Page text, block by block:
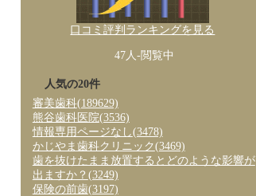
口コミ評判ランキングを見る
47人-閲覧中
人気の20件
審美歯科(189629)
熊谷歯科医院(3536)
情報専用ページなし(3478)
かじやま歯科クリニック(3469)
歯を抜けたまま放置するとどのような影響が
出ますか？ (3249)
保険の前歯(3197)